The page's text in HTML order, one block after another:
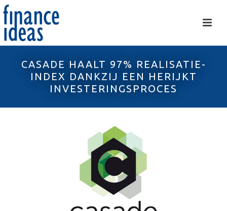
CASADE HAALT 97% REALISATIE-
INDEX DANKZIJ EEN HERIJKT
INVESTERINGSPROCES